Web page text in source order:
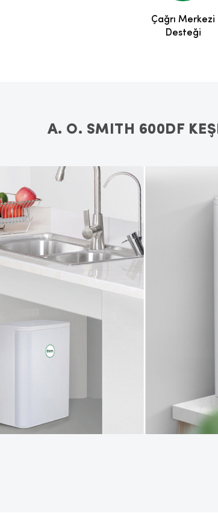
Çağrı Merkezi
Desteği
A. O. SMITH 600DF